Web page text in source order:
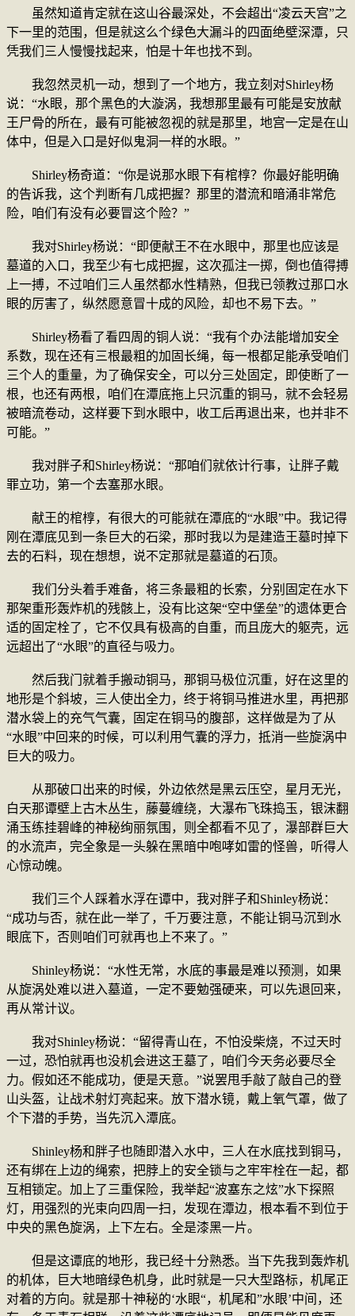
虽然知道肯定就在这山谷最深处，不会超出“凌云天宫”之
下一里的范围，但是就这么个绿色大漏斗的四面绝壁深潭，只
凭我们三人慢慢找起来，怕是十年也找不到。
我忽然灵机一动，想到了一个地方，我立刻对Shirley杨
说：“水眼，那个黑色的大漩涡，我想那里最有可能是安放献
王尸骨的所在，最有可能被忽视的就是那里，地宫一定是在山
体中，但是入口是好似鬼洞一样的水眼。”
Shirley杨奇道：“你是说那水眼下有棺椁？你最好能明确
的告诉我，这个判断有几成把握？那里的潜流和暗涌非常危
险，咱们有没有必要冒这个险？”
我对Shirley杨说：“即便献王不在水眼中，那里也应该是
墓道的入口，我至少有七成把握，这次孤注一掷，倒也值得搏
上一搏，不过咱们三人虽然都水性精熟，但我已领教过那口水
眼的厉害了，纵然愿意冒十成的风险，却也不易下去。”
Shirley杨看了看四周的铜人说：“我有个办法能增加安全
系数，现在还有三根最粗的加固长绳，每一根都足能承受咱们
三个人的重量，为了确保安全，可以分三处固定，即使断了一
根，也还有两根，咱们在潭底拖上只沉重的铜马，就不会轻易
被暗流卷动，这样要下到水眼中，收工后再退出来，也并非不
可能。”
我对胖子和Shirley杨说：“那咱们就依计行事，让胖子戴
罪立功，第一个去塞那水眼。
献王的棺椁，有很大的可能就在潭底的“水眼”中。我记得
刚在潭底见到一条巨大的石梁，那时我以为是建造王墓时掉下
去的石料，现在想想，说不定那就是墓道的石顶。
我们分头着手难备，将三条最粗的长索，分别固定在水下
那架重形轰炸机的残骸上，没有比这架“空中堡垒”的遗体更合
适的固定栓了，它不仅具有极高的自重，而且庞大的躯壳，远
远超出了“水眼”的直径与吸力。
然后我门就着手搬动铜马，那铜马极位沉重，好在这里的
地形是个斜坡，三人使出全力，终于将铜马推进水里，再把那
潜水袋上的充气气囊，固定在铜马的腹部，这样做是为了从
“水眼”中回来的时候，可以利用气囊的浮力，抵消一些旋涡中
巨大的吸力。
从那破口出来的时候，外边依然是黑云压空，星月无光，
白天那谭壁上古木丛生，藤蔓缠绕，大瀑布飞珠捣玉，银沫翻
涌玉练挂碧峰的神秘绚丽氛围，则全都看不见了，瀑部群巨大
的水流声，完全象是一头躲在黑暗中咆哮如雷的怪兽，听得人
心惊动魄。
我们三个人踩着水浮在谭中，我对胖子和Shinley杨说：
“成功与否，就在此一举了，千万要注意，不能让铜马沉到水
眼底下，否则咱们可就再也上不来了。”
Shinley杨说：“水性无常，水底的事最是难以预测，如果
从旋涡处难以进入墓道，一定不要勉强硬来，可以先退回来，
再从常计议。
我对Shinley杨说：“留得青山在，不怕没柴烧，不过天时
一过，恐怕就再也没机会进这王墓了，咱们今天务必要尽全
力。假如还不能成功，便是天意。”说罢甩手敲了敲自己的登
山头盔，让战术射灯亮起来。放下潜水镜，戴上氧气罩，做了
个下潜的手势，当先沉入潭底。
Shinley杨和胖子也随即潜入水中，三人在水底找到铜马，
还有绑在上边的绳索，把脖上的安全锁与之牢牢栓在一起，都
互相锁定。加上了三重保险，我举起“波塞东之炫”水下探照
灯，用强烈的光束向四周一扫，发现在潭边，根本看不到位于
中央的黑色旋涡，上下左右。全是漆黑一片。
但是这谭底的地形，我已经十分熟悉。当下先我到轰炸机
的机体，巨大地暗绿色机身，此时就是一只大型路标，机尾正
对着的方向。就是那十神秘的‘水眼“，机尾和”水眼’中间，还